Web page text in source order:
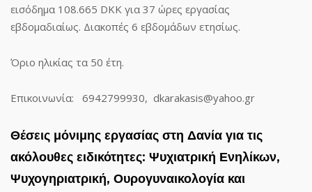
εισόδημα 108.665 DKK για 37 ώρες εργασίας
εβδομαδιαίως. Διακοπές 6 εβδομάδων ετησίως.
Όριο ηλικίας τα 50 έτη.
Επικοινωνία: 6942799930, dkarakasis@yahoo.gr
Θέσεις μόνιμης εργασίας στη Δανία για τις
ακόλουθες ειδικότητες: Ψυχιατρική Ενηλίκων,
Ψυχογηριατρική, Ουρογυναικολογία και